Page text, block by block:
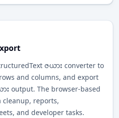
ဇယား converter to
and columns, and export
း output. The browser-based
cleanup, reports,
and developer tasks.